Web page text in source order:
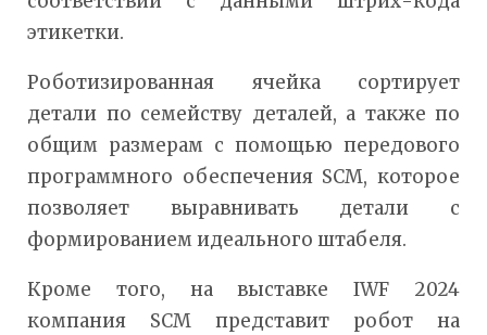
этикетки.
Роботизированная ячейка сортирует
детали по семейству деталей, а также по
общим размерам с помощью передового
программного обеспечения SCM, которое
позволяет выравнивать детали с
формированием идеального штабеля.
Кроме того, на выставке IWF 2024
компания SCM представит робот на